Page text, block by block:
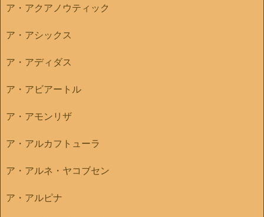
ア・アクアノウティック
ア・アシックス
ア・アディダス
ア・アビアートル
ア・アモンリザ
ア・アルカフトューラ
ア・アルネ・ヤコブセン
ア・アルピナ